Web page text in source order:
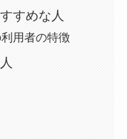
すめな人
用者の特徴